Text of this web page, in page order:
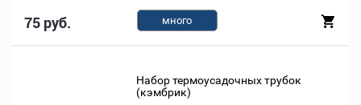
75 руб. много
Набор термоусадочных трубок
(кэмбрик)